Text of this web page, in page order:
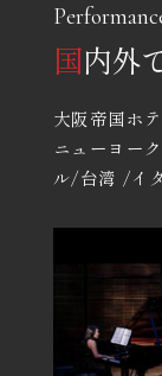
国内外
大阪帝国ホ
ニューヨー
ル/台湾 /イ